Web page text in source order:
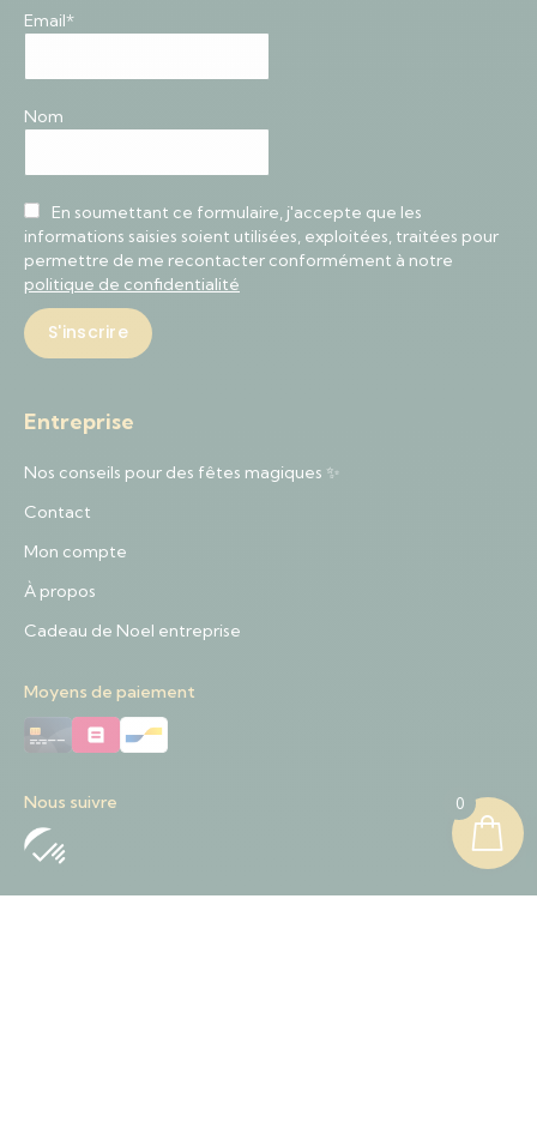
Email*
Nom
En soumettant ce formulaire, j'accepte que les
informations saisies soient utilisées, exploitées, traitées pour
permettre de me recontacter conformément à notre
politique de confidentialité
Entreprise
Nos conseils pour des fêtes magiques ✨
Contact
Mon compte
À propos
Cadeau de Noel entreprise
Moyens de paiement
Nous suivre 0